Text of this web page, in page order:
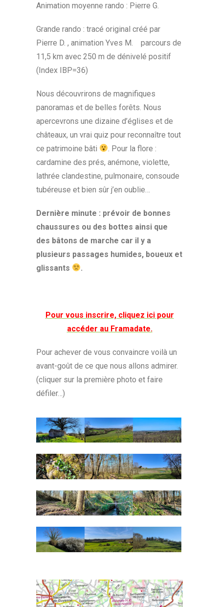
Animation moyenne rando : Pierre G.
Grande rando : tracé original créé par
Pierre D. , animation Yves M. parcours de
11,5 km avec 250 m de dénivelé positif
(Index IBP=36)
Nous découvrirons de magnifiques
panoramas et de belles forêts. Nous
apercevrons une dizaine d’églises et de
châteaux, un vrai quiz pour reconnaître tout
ce patrimoine bâti
. Pour la flore :
cardamine des prés, anémone, violette,
lathrée clandestine, pulmonaire, consoude
tubéreuse et bien sûr j’en oublie…
Dernière minute : prévoir de bonnes
chaussures ou des bottes ainsi que
des bâtons de marche car il y a
plusieurs passages humides, boueux et
glissants
.
Pour vous inscrire, cliquez ici pour
accéder au Framadate.
Pour achever de vous convaincre voilà un
avant-goût de ce que nous allons admirer.
(cliquer sur la première photo et faire
défiler…)